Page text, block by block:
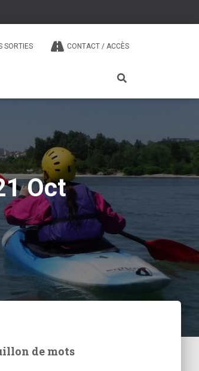
SORTIES CONTACT / ACCÈS
Oct
de mots